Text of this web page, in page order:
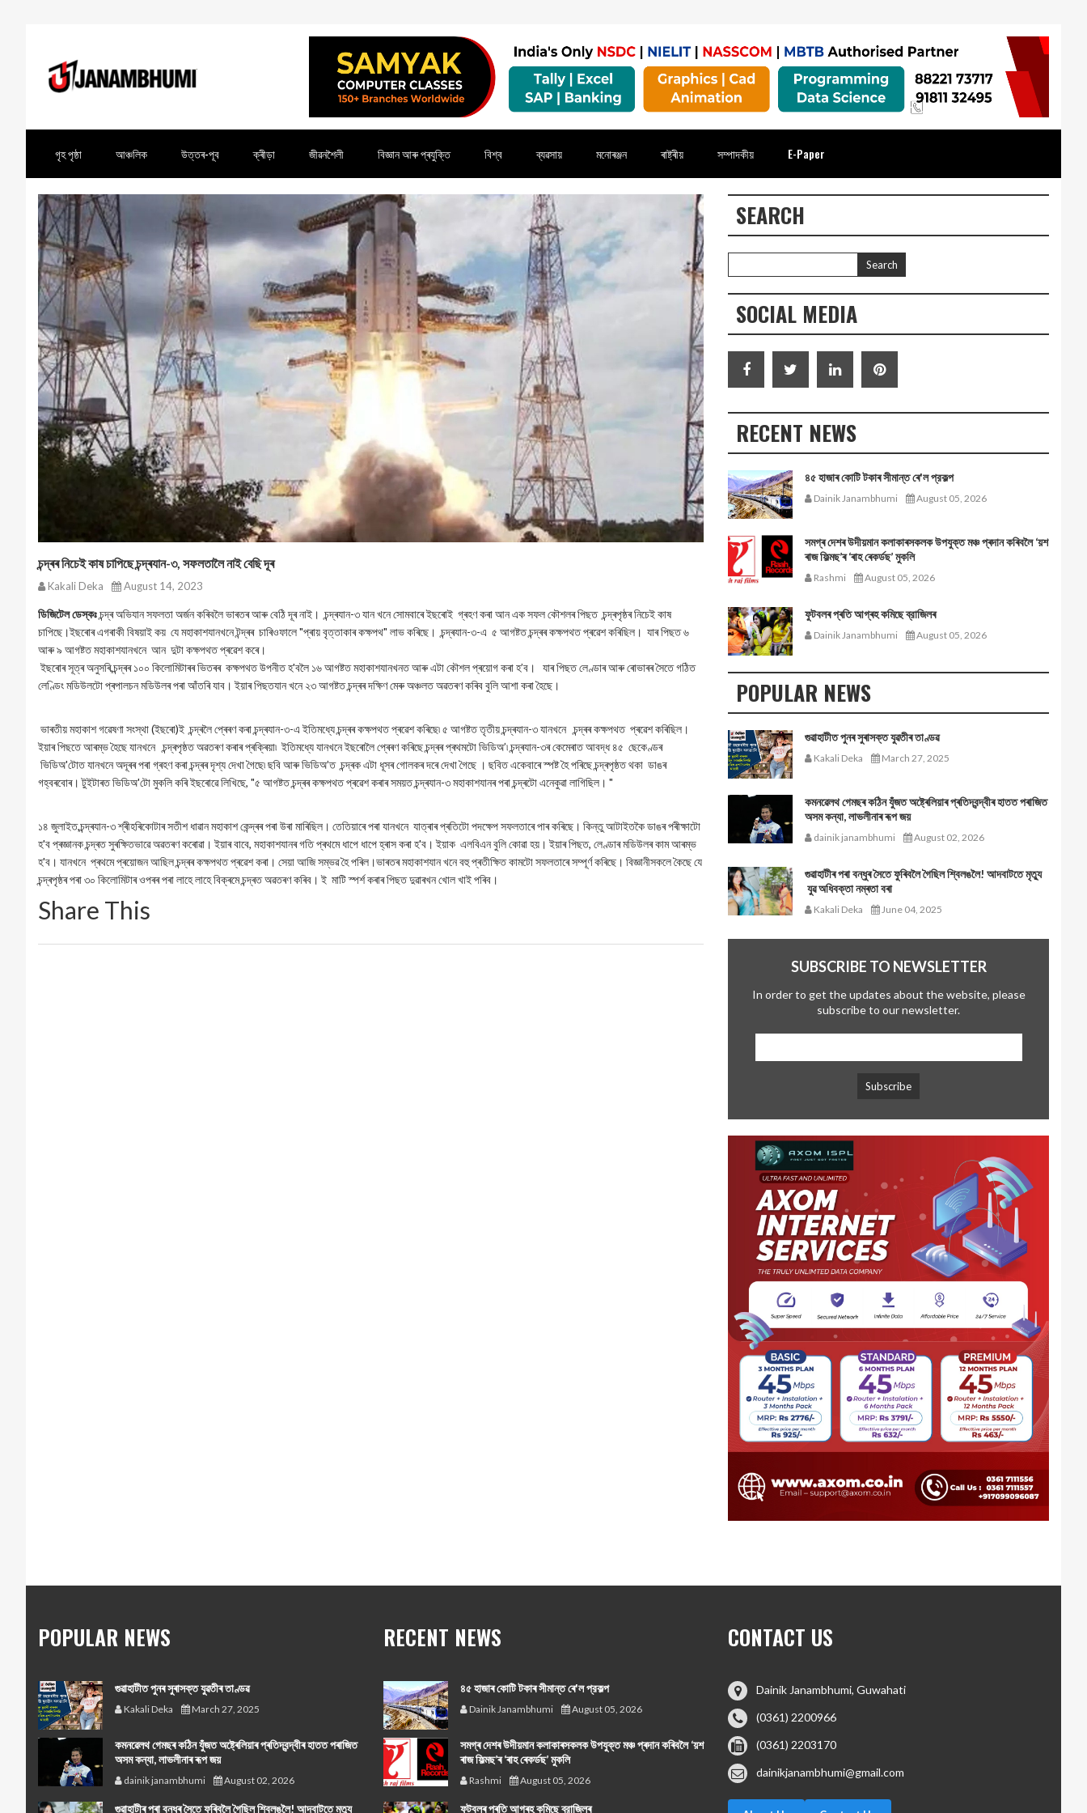
গৃহ পৃষ্ঠা আঞ্চলিক উত্তৰ-পূব ক্ৰীড়া জীৱনশৈলী বিজ্ঞান আৰু প্ৰযুক্তি বিশ্ব ব্যৱসায় মনোৰঞ্জন ৰাষ্ট্ৰীয় সম্পাদকীয় E-Paper
চন্দ্ৰৰ নিচেই কাষ চাপিছে চন্দ্ৰযান-৩, সফলতালৈ নাই বেছি দূৰ
Kakali Deka August 14, 2023
ডিজিটেল ডেস্কঃচন্দ্ৰ অভিযান সফলতা অৰ্জন কৰিবলৈ ভাৰতৰ আৰু বেঠি দূৰ নাই। চন্দ্ৰযান-৩ যান খনে সোমবাৰে ইছৰোই গ্ৰহণ কৰা আন এক সফল কৌশলৰ পিছত চন্দ্ৰপৃষ্ঠৰ নিচেই কাষ
চাপিছে।ইছৰোৰ এগৰাকী বিষয়াই কয় যে মহাকাশযানখনে টন্দ্ৰৰ চাৰিওফালে "প্ৰায় বৃত্তাকাৰ কক্ষপথ" লাভ কৰিছে। চন্দ্ৰযান-৩-এ ৫ আগষ্টত চন্দ্ৰৰ কক্ষপথত প্ৰৱেশ কৰিছিল। যাৰ পিছত ৬
আৰু ৯ আগষ্টত মহাকাশযানখনে আন দুটা কক্ষপথত প্ৰৱেশ কৰে।
ইছৰোৰ সূত্ৰ অনুসৰি,চন্দ্ৰৰ ১০০ কিলোমিটাৰৰ ভিতৰৰ কক্ষপথত উপনীত হ'বলৈ ১৬ আগষ্টত মহাকাশযানখনত আৰু এটা কৌশল প্ৰয়োগ কৰা হ’ব। যাৰ পিছত লেণ্ডাৰ আৰু ৰোভাৰৰ সৈতে গঠিত
লেণ্ডিং মডিউলটো প্ৰপালচন মডিউলৰ পৰা আঁতৰি যাব। ইয়াৰ পিছতযান খনে ২৩ আগষ্টত চন্দ্ৰৰ দক্ষিণ মেৰু অঞ্চলত অৱতৰণ কৰিব বুলি আশা কৰা হৈছে।
ভাৰতীয় মহাকাশ গৱেষণা সংস্থা (ইছৰো)ই চন্দ্ৰলৈ প্ৰেৰণ কৰা চন্দ্ৰযান-৩-এ ইতিমধ্যে চন্দ্ৰৰ কক্ষপথত প্ৰৱেশ কৰিছে৷ ৫ আগষ্টত তৃতীয় চন্দ্ৰযান-৩ যানখনে চন্দ্ৰৰ কক্ষপথত প্ৰৱেশ কৰিছিল।
ইয়াৰ পিছতে আৰম্ভ হৈছে যানখনে চন্দ্ৰপৃষ্ঠত অৱতৰণ কৰাৰ প্ৰক্ৰিয়া৷ ইতিমধ্যে যানখনে ইছৰোলৈ প্ৰেৰণ কৰিছে চন্দ্ৰৰ প্ৰথমটো ভিডিঅ’৷ চন্দ্ৰযান-৩ৰ কেমেৰাত আবদ্ধ ৪৫ ছেকেণ্ডৰ
ভিডিঅ'টোত যানখনে অদূৰৰ পৰা গ্ৰহণ কৰা চন্দ্ৰৰ দৃশ্য দেখা গৈছে৷ ছবি আৰু ভিডিঅ’ত চন্দ্ৰক এটা ধূসৰ গোলকৰ দৰে দেখা গৈছে । ছবিত একেবাৰে স্পষ্ট হৈ পৰিছে চন্দ্ৰপৃষ্ঠত থকা ডাঙৰ
গহ্বৰবোৰ। টুইটাৰত ভিডিঅ'টো মুকলি কৰি ইছৰোৱে লিখিছে, "৫ আগষ্টত চন্দ্ৰৰ কক্ষপথত প্ৰৱেশ কৰাৰ সময়ত চন্দ্ৰযান-৩ মহাকাশযানৰ পৰা চন্দ্ৰটো এনেকুৱা লাগিছিল। "
১৪ জুলাইত,চন্দ্ৰযান-৩ শ্ৰীহৰিকোটাৰ সতীশ ধাৱান মহাকাশ কেন্দ্ৰৰ পৰা উৰা মাৰিছিল। তেতিয়াৰে পৰা যানখনে যাত্ৰাৰ প্ৰতিটো পদক্ষেপ সফলতাৰে পাৰ কৰিছে। কিন্তু আটাইতকৈ ডাঙৰ পৰীক্ষাটো
হ'ব প্ৰজ্ঞানক চন্দ্ৰত সুৰক্ষিতভাৱে অৱতৰণ কৰোৱা। ইয়াৰ বাবে, মহাকাশযানৰ গতি প্ৰথমে ধাপে ধাপে হ্ৰাস কৰা হ'ব। ইয়াক এলবিএন বুলি কোৱা হয়। ইয়াৰ পিছত, লেণ্ডাৰ মডিউলৰ কাম আৰম্ভ
হ'ব। যানখনে প্ৰথমে প্ৰয়োজন আছিল চন্দ্ৰৰ কক্ষপথত প্ৰৱেশ কৰা। সেয়া আজি সম্ভৱ হৈ পৰিল।ভাৰতৰ মহাকাশযান খনে বহু প্ৰতীক্ষিত কামটো সফলতাৰে সম্পূৰ্ণ কৰিছে। বিজ্ঞানীসকলে কৈছে যে
চন্দ্ৰপৃষ্ঠৰ পৰা ৩০ কিলোমিটাৰ ওপৰৰ পৰা লাহে লাহে বিক্ৰমে চন্দ্ৰত অৱতৰণ কৰিব। ই মাটি স্পৰ্শ কৰাৰ পিছত দুৱাৰখন খোল খাই পৰিব।
Share This
SEARCH
SOCIAL MEDIA
RECENT NEWS
৪৫ হাজাৰ কোটি টকাৰ সীমান্ত ৰে'ল প্রকল্প
Dainik Janambhumi August 05, 2026
সমগ্ৰ দেশৰ উদীয়মান কলাকাৰসকলক উপযুক্ত মঞ্চ প্ৰদান কৰিবলৈ ‘য়শ
ৰাজ ফিল্মছ’ৰ ‘ৰাহ ৰেকৰ্ডছ’ মুকলি
Rashmi August 05, 2026
ফুটবলৰ প্ৰতি আগ্ৰহ কমিছে ব্রাজিলৰ
Dainik Janambhumi August 05, 2026
POPULAR NEWS
গুৱাহাটীত পুনৰ সুৰাসক্ত যুৱতীৰ তাণ্ডৱ
Kakali Deka March 27, 2025
কমনৱেলথ গেমছৰ কঠিন যুঁজত অষ্ট্ৰেলিয়াৰ প্ৰতিদ্বন্দ্বীৰ হাতত পৰাজিত
অসম কন্যা, লাভলীনাৰ ৰূপ জয়
dainik janambhumi August 02, 2026
গুৱাহাটীৰ পৰা বন্ধুৰ সৈতে ফুৰিবলৈ গৈছিল শ্বিলঙলৈ! আদবাটতে মৃত্যু
যুৱ অধিবক্তা নম্ৰতা বৰা
Kakali Deka June 04, 2025
SUBSCRIBE TO NEWSLETTER
In order to get the updates about the website, please
subscribe to our newsletter.
POPULAR NEWS
গুৱাহাটীত পুনৰ সুৰাসক্ত যুৱতীৰ তাণ্ডৱ
Kakali Deka March 27, 2025
কমনৱেলথ গেমছৰ কঠিন যুঁজত অষ্ট্ৰেলিয়াৰ প্ৰতিদ্বন্দ্বীৰ হাতত পৰাজিত
অসম কন্যা, লাভলীনাৰ ৰূপ জয়
dainik janambhumi August 02, 2026
গুৱাহাটীৰ পৰা বন্ধুৰ সৈতে ফুৰিবলৈ গৈছিল শ্বিলঙলৈ! আদবাটতে মৃত্যু
RECENT NEWS
৪৫ হাজাৰ কোটি টকাৰ সীমান্ত ৰে'ল প্রকল্প
Dainik Janambhumi August 05, 2026
সমগ্ৰ দেশৰ উদীয়মান কলাকাৰসকলক উপযুক্ত মঞ্চ প্ৰদান কৰিবলৈ ‘য়শ
ৰাজ ফিল্মছ’ৰ ‘ৰাহ ৰেকৰ্ডছ’ মুকলি
Rashmi August 05, 2026
ফুটবলৰ প্ৰতি আগ্ৰহ কমিছে ব্রাজিলৰ
CONTACT US
Dainik Janambhumi, Guwahati
(0361) 2200966
(0361) 2203170
dainikjanambhumi@gmail.com